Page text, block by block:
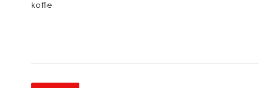
koffie